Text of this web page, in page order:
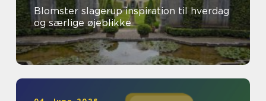
Blomster slagerup inspiration til hverdag
og særlige øjeblikke